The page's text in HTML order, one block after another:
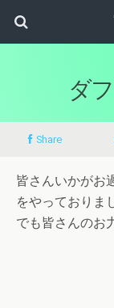
ダ
Share
皆さんいかがお
をやっておりま
でも皆さんのお